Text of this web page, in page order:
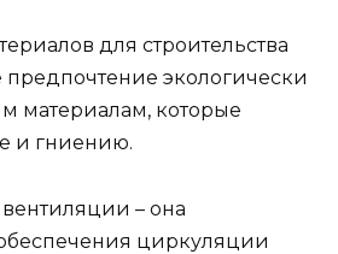
для строительства
предпочтение экологически
материалам, которые
и гниению.
– она
циркуляции